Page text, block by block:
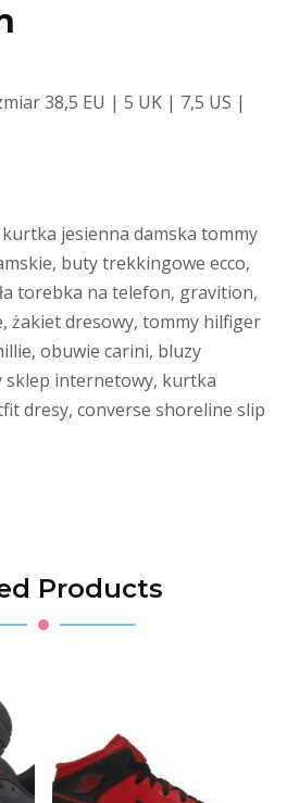
38,5 EU | 5 UK | 7,5 US |
jesienna damska tommy
buty trekkingowe ecco,
torebka na telefon, gravition,
żakiet dresowy, tommy hilfiger
obuwie carini, bluzy
sklep internetowy, kurtka
dresy, converse shoreline slip
Products